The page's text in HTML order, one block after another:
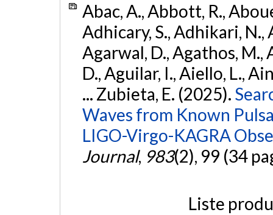
Abac, A., Abbott, R.,
Adhicary, S., Adhikari, N.,
Agarwal, D., Agathos, M.,
D., Aguilar, I., Aiello, L.,
... Zubieta, E. (2025).
Waves from Known
LIGO-Virgo-KAGRA
Journal, 983(2), 99 (34
Liste